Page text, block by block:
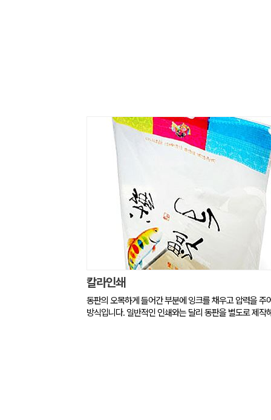
칼라인쇄
동판의 오목하게 들어간 부분에 잉크를 채우고 압력을 주
방식입니다. 일반적인 인쇄와는 달리 동판을 별도로 제작